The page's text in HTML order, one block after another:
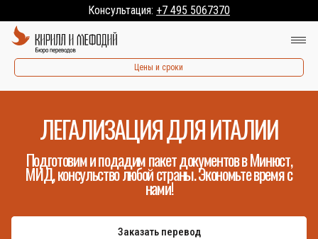
Консультация: +7 495 5067370
Цены и сроки
ЛЕГАЛИЗАЦИЯ ДЛЯ ИТАЛИИ
Подготовим и подадим пакет документов в Минюст,
МИД, консульство любой страны. Экономьте время с
нами!
Заказать перевод